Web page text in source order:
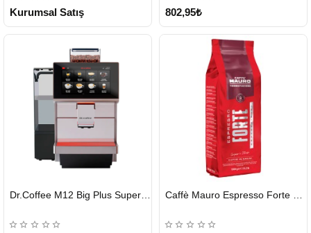
Kurumsal Satış 802,95₺
GÖNDERİ
GÖNDERİ